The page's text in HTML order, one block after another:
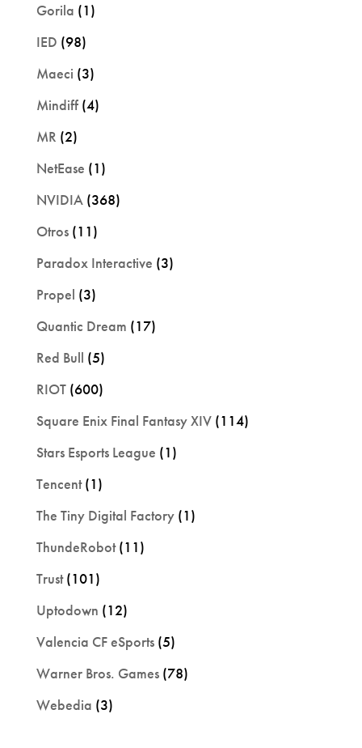
Gorila (1)
IED (98)
Maeci (3)
Mindiff(4)
MR (2)
NetEase (1)
NVIDIA(368)
Otros(11)
Paradox Interactive (3)
Propel (3)
Quantic Dream (17)
Red Bull (5)
RIOT(600)
Square Enix Final Fantasy XIV(114)
Stars Esports League (1)
Tencent(1)
The Tiny Digital Factory(1)
ThundeRobot(11)
Trust(101)
Uptodown (12)
Valencia CF eSports(5)
Warner Bros. Games(78)
Webedia (3)